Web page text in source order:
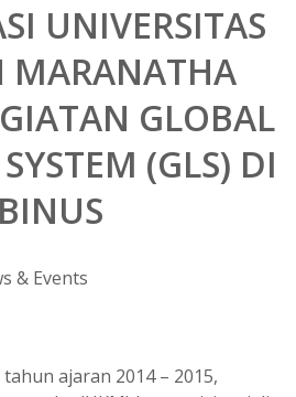
UNIVERSITAS
MARANATHA
GLOBAL
(GLS) DI
BINUS
& Events
ajaran 2014 – 2015,